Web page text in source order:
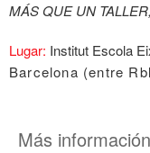
MÁS QUE UN
Lugar: Institut Escola
Barcelona (entre
Más